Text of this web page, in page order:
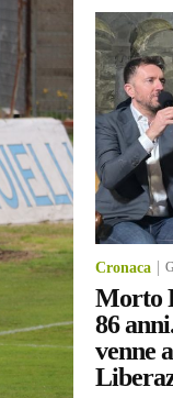
Cronaca
Morto
86
venne